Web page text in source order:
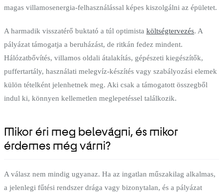
magas villamosenergia-felhasználással képes kiszolgálni az épületet.
A harmadik visszatérő buktató a túl optimista költségtervezés. A
pályázat támogatja a beruházást, de ritkán fedez mindent.
Hálózatbővítés, villamos oldali átalakítás, gépészeti kiegészítők,
puffertartály, használati melegvíz-készítés vagy szabályozási elemek
külön tételként jelenhetnek meg. Aki csak a támogatott összegből
indul ki, könnyen kellemetlen meglepetéssel találkozik.
Mikor éri meg belevágni, és mikor
érdemes még várni?
A válasz nem mindig ugyanaz. Ha az ingatlan műszakilag alkalmas,
a jelenlegi fűtési rendszer drága vagy bizonytalan, és a pályázat